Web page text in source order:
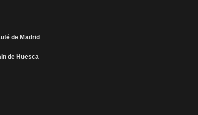
de Madrid
de Huesca